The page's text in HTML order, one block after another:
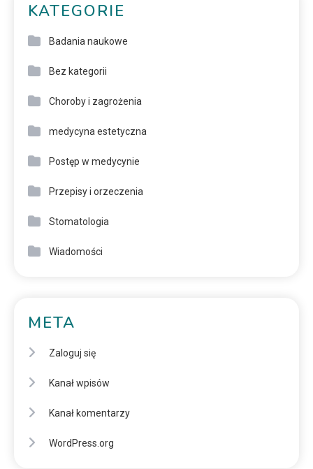
KATEGORIE
Badania naukowe
Bez kategorii
Choroby i zagrożenia
medycyna estetyczna
Postęp w medycynie
Przepisy i orzeczenia
Stomatologia
Wiadomości
META
Zaloguj się
Kanał wpisów
Kanał komentarzy
WordPress.org